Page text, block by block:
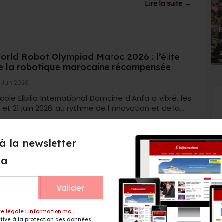
la newsletter
Valider
légale Linformation.ma
à la protection des données
Lire la suite →
Robot Olympiad Maroc 2026 : l’élite
la robotique marocaine récompensée
2026
Elbilia International Domaine d’Anfa a vibré, les
et 21 juin 2026, au rythme de l’innovation et de la...
lance une version abordable de ses
connectées